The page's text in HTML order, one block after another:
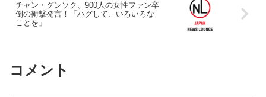
チャン・グンソク、900人の女性ファン卒
倒の衝撃発言！「ハグして、いろいろな
ことを」
コメント